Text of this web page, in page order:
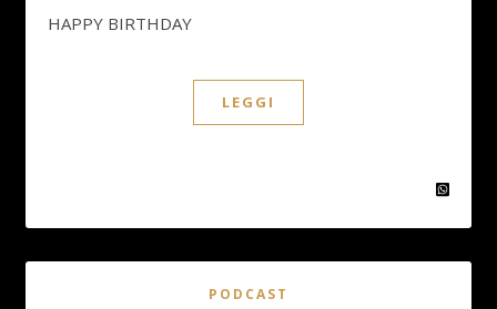
HAPPY BIRTHDAY
LEGGI
PODCAST